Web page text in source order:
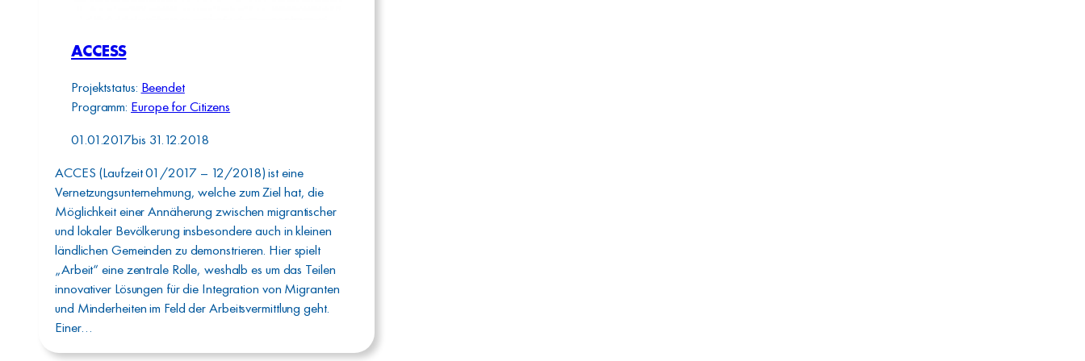
ACCESS
Projektstatus: Beendet
Programm: Europe for Citizens
01.01.2017bis 31.12.2018
ACCES (Laufzeit 01/2017 – 12/2018) ist eine
Vernetzungsunternehmung, welche zum Ziel hat, die
Möglichkeit einer Annäherung zwischen migrantischer
und lokaler Bevölkerung insbesondere auch in kleinen
ländlichen Gemeinden zu demonstrieren. Hier spielt
„Arbeit“ eine zentrale Rolle, weshalb es um das Teilen
innovativer Lösungen für die Integration von Migranten
und Minderheiten im Feld der Arbeitsvermittlung geht.
Einer…